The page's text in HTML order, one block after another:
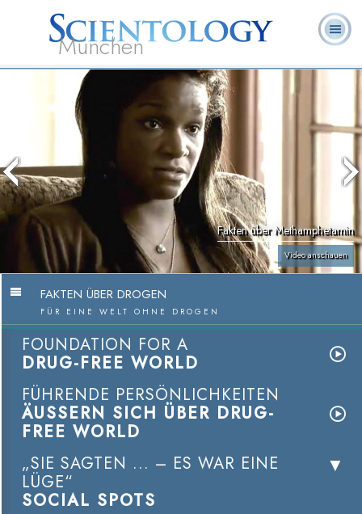
München
Was ist
Scientology?
Ehrenamtliche
Geistliche
Fakten über Methamphetamin
Video anschauen
FAKTEN ÜBER DROGEN
FÜR EINE WELT OHNE DROGEN
FOUNDATION FOR A
DRUG-FREE WORLD
FÜHRENDE PERSÖNLICHKEITEN
ÄUSSERN SICH ÜBER DRUG-
FREE WORLD
„SIE SAGTEN ... – ES WAR EINE
LÜGE“
SOCIAL SPOTS